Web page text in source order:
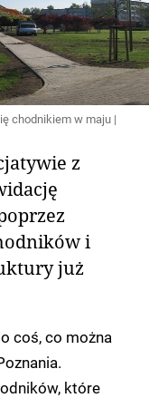
chodnikiem w maju |
z
i
już
coś, co można
które